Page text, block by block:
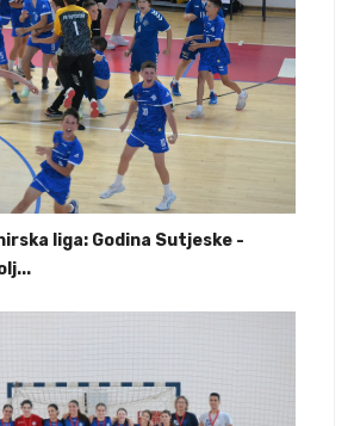
liga: Godina Sutjeske -